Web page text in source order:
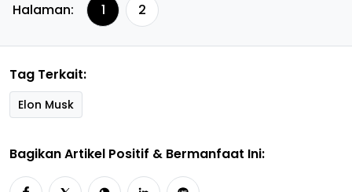
Halaman: 1 2
Tag Terkait:
Elon Musk
Bagikan Artikel Positif & Bermanfaat Ini: